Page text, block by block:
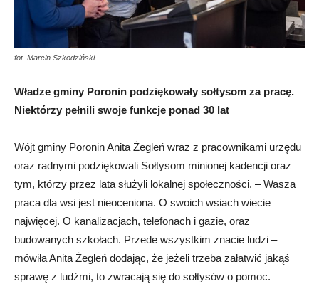
fot. Marcin Szkodziński
Władze gminy Poronin podziękowały sołtysom za pracę.
Niektórzy pełnili swoje funkcje ponad 30 lat
Wójt gminy Poronin Anita Żegleń wraz z pracownikami urzędu
oraz radnymi podziękowali Sołtysom minionej kadencji oraz
tym, którzy przez lata służyli lokalnej społeczności. – Wasza
praca dla wsi jest nieoceniona. O swoich wsiach wiecie
najwięcej. O kanalizacjach, telefonach i gazie, oraz
budowanych szkołach. Przede wszystkim znacie ludzi –
mówiła Anita Żegleń dodając, że jeżeli trzeba załatwić jakąś
sprawę z ludźmi, to zwracają się do sołtysów o pomoc.